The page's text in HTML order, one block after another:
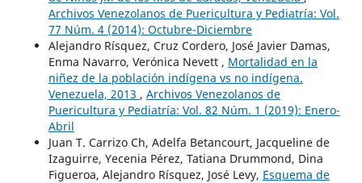
Archivos Venezolanos de Puericultura y Pediatría: Vol.
77 Núm. 4 (2014): Octubre-Diciembre
Alejandro Rísquez, Cruz Cordero, José Javier Damas,
Enma Navarro, Verónica Nevett , Mortalidad en la
niñez de la población indígena vs no indígena.
Venezuela, 2013 , Archivos Venezolanos de
Puericultura y Pediatría: Vol. 82 Núm. 1 (2019): Enero-
Abril
Juan T. Carrizo Ch, Adelfa Betancourt, Jacqueline de
Izaguirre, Yecenia Pérez, Tatiana Drummond, Dina
Figueroa, Alejandro Rísquez, José Levy, Esquema de